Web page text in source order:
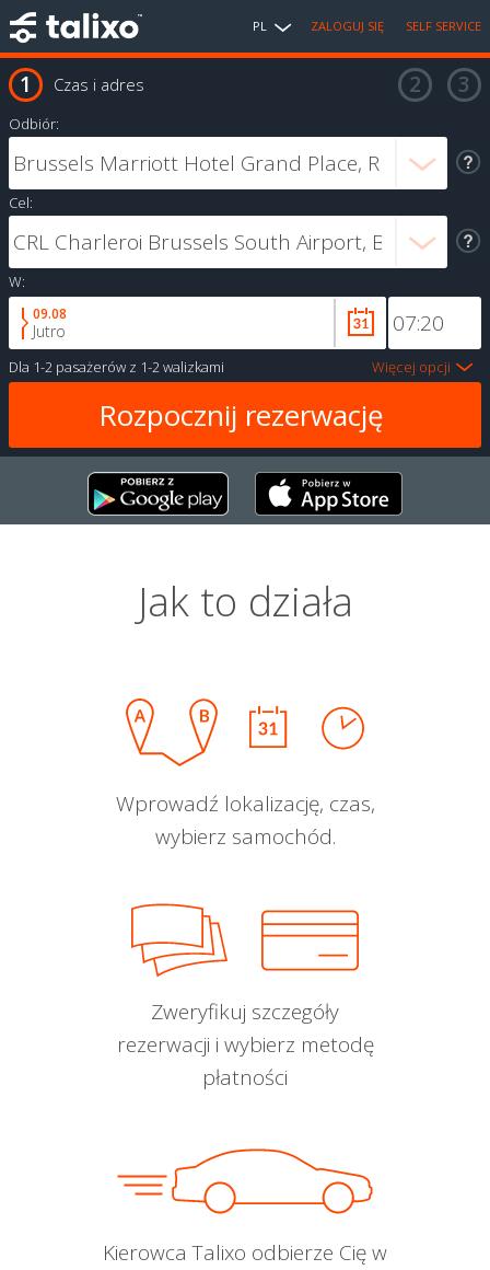
PL ZALOGUJ SIĘ SELF SERVICE
Czas i adres
Odbiór:
Cel:
W:
09.08
Jutro
Dla 1-2 pasażerów z 1-2 walizkami Więcej opcji
Jak to działa
Wprowadź lokalizację, czas,
wybierz samochód.
Zweryfikuj szczegóły
rezerwacji i wybierz metodę
płatności
Kierowca Talixo odbierze Cię w